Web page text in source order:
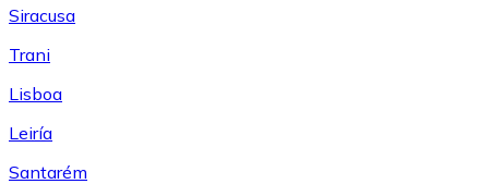
Siracusa
Trani
Lisboa
Leiría
Santarém